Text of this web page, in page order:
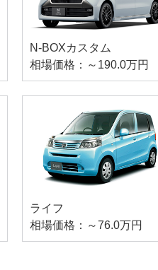
N-BOXカスタム
相場価格：～190.0万円
ライフ
相場価格：～76.0万円